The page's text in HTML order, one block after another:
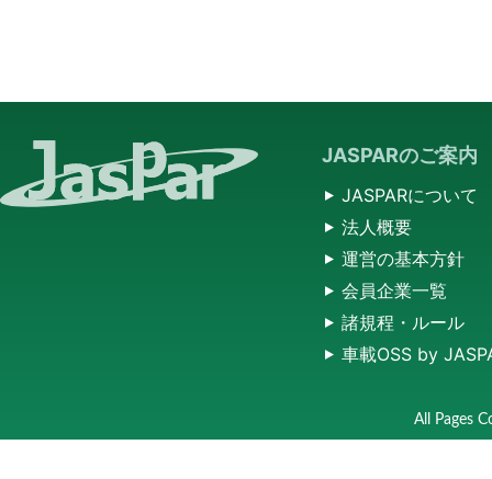
JASPARのご案内
JASPARについて
法人概要
運営の基本方針
会員企業一覧
諸規程・ルール
車載OSS by
All Pages